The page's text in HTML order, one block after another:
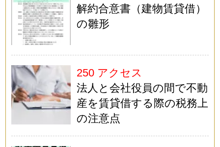
解約合意書（建物賃貸借）
の雛形
250 アクセス
法人と会社役員の間で不動
産を賃貸借する際の税務上
の注意点